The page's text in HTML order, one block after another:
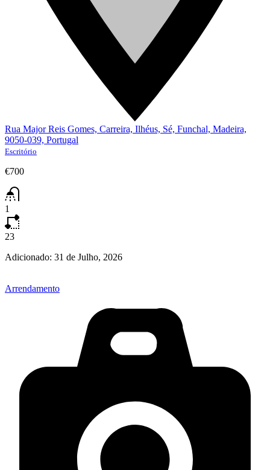
Rua Major Reis Gomes, Carreira, Ilhéus, Sé, Funchal, Madeira,
9050-039, Portugal
Escritório
€700
1
23
Adicionado: 31 de Julho, 2026
Arrendamento